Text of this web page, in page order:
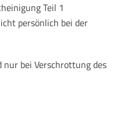
Teil 1
persönlich bei der
nur bei Verschrottung des